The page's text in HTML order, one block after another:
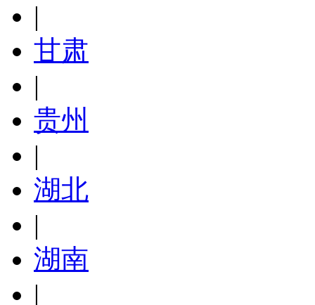
|
甘肃
|
贵州
|
湖北
|
湖南
|